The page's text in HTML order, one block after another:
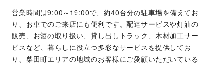
営業時間は9:00～19:00で、約40台分の駐車場を備えてお
り、お車でのご来店にも便利です。配達サービスや灯油の
販売、お酒の取り扱い、貸し出しトラック、木材加工サー
ビスなど、暮らしに役立つ多彩なサービスを提供してお
り、柴田町エリアの地域のお客様にご愛顧いただいている